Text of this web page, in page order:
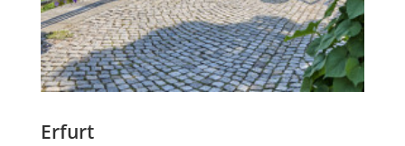
Erfurt